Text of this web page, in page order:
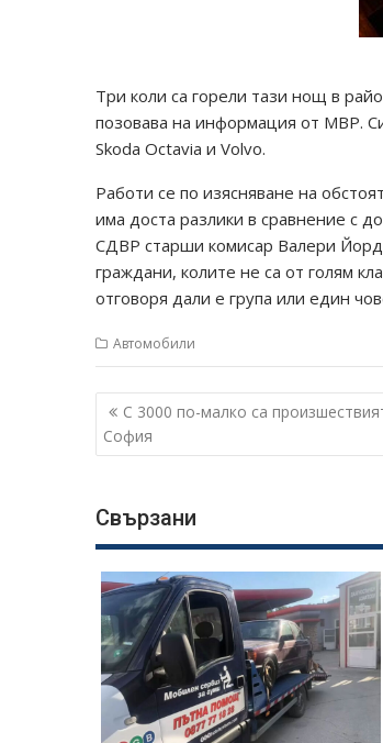
Три коли са горели тази нощ в
позовава на информация от МВР.
Skoda Octavia и Volvo.
Работи се по изясняване на
има доста разлики в сравнение с
СДВР старши комисар Валери
граждани, колите не са от голям
отговоря дали е група или един
Автомобили
Навигация
С 3000 по-малко са
София
Свързани